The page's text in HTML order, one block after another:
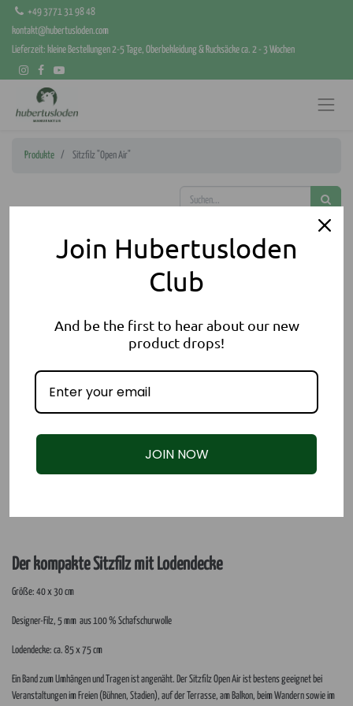
+49 3771 31 98 48
kontakt@hubertusloden.com
Lieferzeit: kleine Bestellungen 2-5 Tage, Oberbekleidung & Rucksäcke ca. 2 - 3 Wochen
Produkte Sitzfilz "Open Air"
Der kompakte Sitzfilz mit Lodendecke
Größe: 40 x 30 cm
Designer-Filz, 5 mm aus 100 % Schafschurwolle
Lodendecke: ca. 85 x 75 cm
Ein Band zum Umhängen und Tragen ist angenäht. Der Sitzfilz Open Air ist bestens geeignet bei
Veranstaltungen im Freien (Bühnen, Stadien), auf der Terrasse, am Balkon, beim Wandern sowie im
Join Hubertusloden
Club
And be the first to hear about our new
product drops!
JOIN NOW